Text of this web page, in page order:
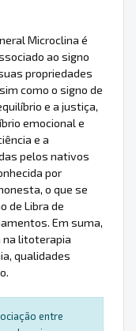
Microclina é
ao signo
propriedades
como o signo de
e a justiça,
emocional e
e a
pelos nativos
por
o que se
de Libra de
Em suma,
na litoterapia
qualidades
entre